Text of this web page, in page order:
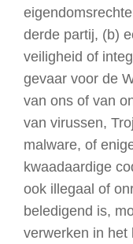
derde partij, (b)
veiligheid of
gevaar voor de
van ons of van
van virussen,
malware, of
kwaadaardige
ook illegaal of
beledigend is,
verwerken in het